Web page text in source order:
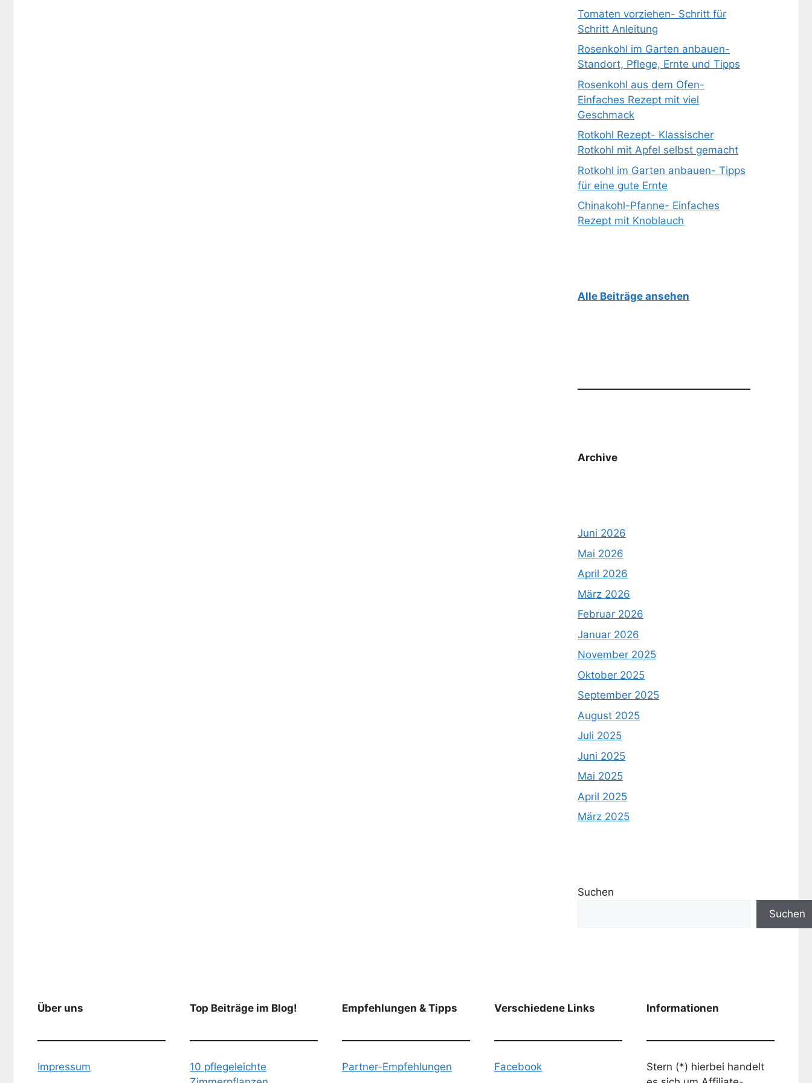
Tomaten vorziehen- Schritt für
Schritt Anleitung
Rosenkohl im Garten anbauen-
Standort, Pflege, Ernte und Tipps
Rosenkohl aus dem Ofen-
Einfaches Rezept mit viel
Geschmack
Rotkohl Rezept- Klassischer
Rotkohl mit Apfel selbst gemacht
Rotkohl im Garten anbauen- Tipps
für eine gute Ernte
Chinakohl-Pfanne- Einfaches
Rezept mit Knoblauch
Alle Beiträge ansehen
Archive
Juni 2026
Mai 2026
April 2026
März 2026
Februar 2026
Januar 2026
November 2025
Oktober 2025
September 2025
August 2025
Juli 2025
Juni 2025
Mai 2025
April 2025
März 2025
Suchen
Suchen
Über uns
Impressum
Top Beiträge im Blog!
10 pflegeleichte
Empfehlungen & Tipps
Partner-Empfehlungen
Verschiedene Links
Facebook
Informationen
Stern (*) hierbei handelt